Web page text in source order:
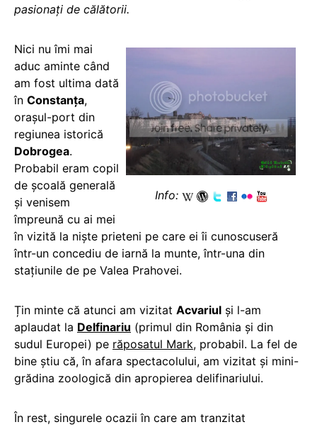
pasionați de călătorii.
Info:
Nici nu îmi mai
aduc aminte când
am fost ultima dată
în Constanța,
orașul-port din
regiunea istorică
Dobrogea.
Probabil eram copil
de școală generală
și venisem
împreună cu ai mei
în vizită la niște prieteni pe care ei îi cunoscuseră
într-un concediu de iarnă la munte, într-una din
stațiunile de pe Valea Prahovei.
Țin minte că atunci am vizitat Acvariul și l-am
aplaudat la Delfinariu (primul din România și din
sudul Europei) pe răposatul Mark, probabil. La fel de
bine știu că, în afara spectacolului, am vizitat și mini-
grădina zoologică din apropierea delifinariului.
În rest, singurele ocazii în care am tranzitat